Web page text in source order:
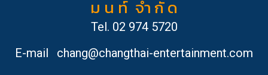
ม น ท์ จำ กั ด
Tel. 02 974 5720
E-mail
chang@changthai-entertainment.com